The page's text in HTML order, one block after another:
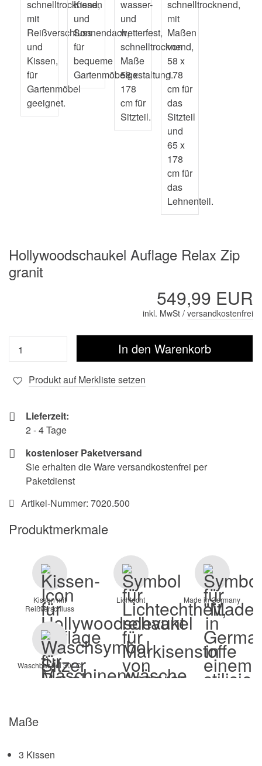
Hollywoodschaukel Auflage Relax Zip
granit
549,99 EUR
inkl. MwSt / versandkostenfrei
Produkt auf Merkliste setzen
Lieferzeit:
2 - 4 Tage
kostenloser Paketversand
Sie erhalten die Ware versandkostenfrei per
Paketdienst
Artikel-Nummer: 7020.500
Produktmerkmale
Kissen mit
Reißverschluss
Lichtecht Made in Germany
Waschbar bei 30° C
Maße
3 Kissen